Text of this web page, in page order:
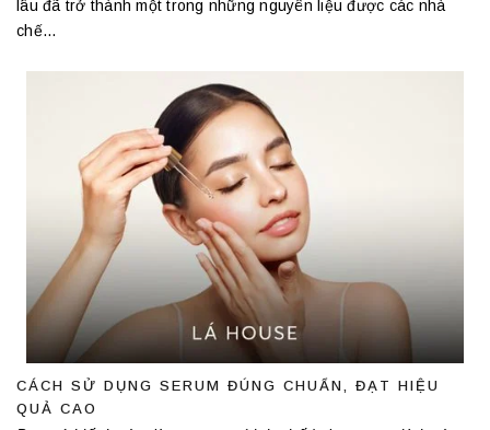
lâu đã trở thành một trong những nguyên liệu được các nhà
chế...
CÁCH SỬ DỤNG SERUM ĐÚNG CHUẨN, ĐẠT HIỆU
QUẢ CAO